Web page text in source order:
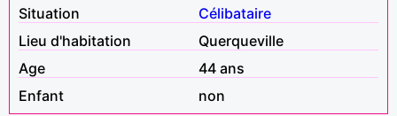
Situation
Célibataire
Lieu d'habitation
Querqueville
Age
44 ans
Enfant
non